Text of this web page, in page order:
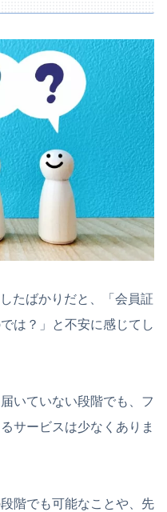
たばかりだと、「会員証
は？」と不安に感じてし
いていない段階でも、フ
サービスは少なくありま
階でも可能なことや、先